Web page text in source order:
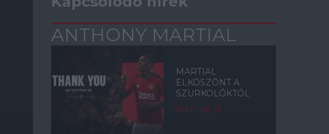
ANTHONY MARTIAL
MARTIAL
ELKÖSZÖNT A
SZURKOLÓKTÓL
2024. máj. 28.